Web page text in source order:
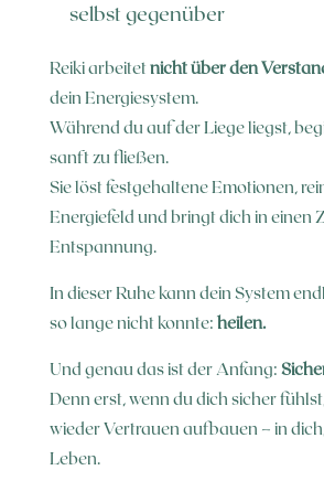
selbst gegenüber
Reiki arbeitetnicht über den
dein Energiesystem.
Während du auf der Liege liegst,
sanft zu fließen.
Sie löst festgehaltene Emotionen,
Energiefeld und bringt dich in einen
Entspannung.
In dieser Ruhe kann dein System
so lange nicht konnte: heilen.
Und genau das ist der Anfang:
Denn erst, wenn du dich sicher
wieder Vertrauen aufbauen – in
Leben.